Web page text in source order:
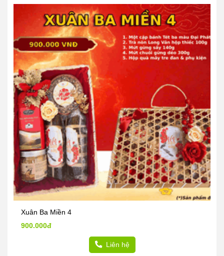
Xuân Ba Miền 4
900.000đ
Liên hệ